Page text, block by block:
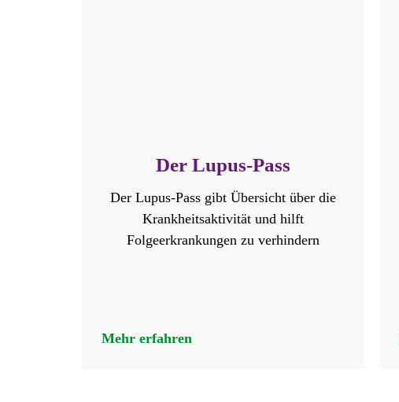
Der Lupus-Pass
Der Lupus-Pass gibt Übersicht über die
Krankheitsaktivität und hilft
Folgeerkrankungen zu verhindern
Mehr erfahren